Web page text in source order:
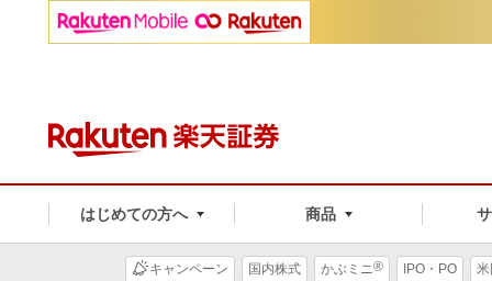
はじめての方へ 商品
キャンペーン 国内株式 かぶミニ® IPO・PO